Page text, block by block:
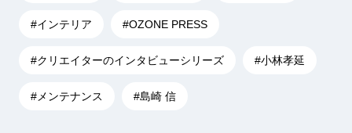
#インテリア #OZONE PRESS
#クリエイターのインタビューシリーズ #小林孝延
#メンテナンス #島崎 信